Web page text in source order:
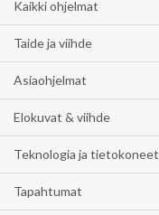
Kaikki ohjelmat
Taide ja viihde
Asiaohjelmat
Elokuvat & viihde
Teknologia ja tietokoneet
Tapahtumat